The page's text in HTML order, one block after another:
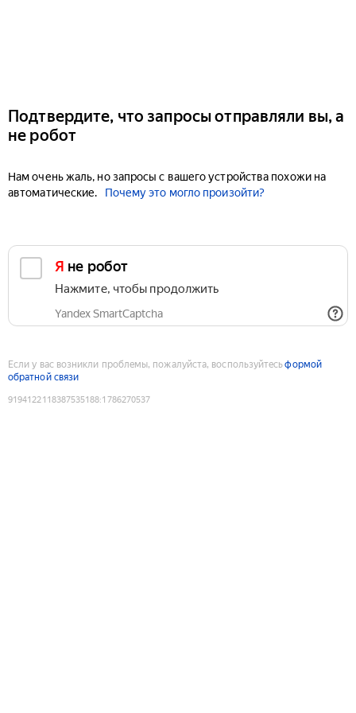
Подтвердите, что запросы отправляли вы, а
не робот
Нам очень жаль, но запросы с вашего устройства похожи на
автоматические.
Почему это могло произойти?
Я не робот
Нажмите, чтобы продолжить
Yandex SmartCaptcha
Если у вас возникли проблемы, пожалуйста, воспользуйтесьформой
обратной связи
9194122118387535188:1786270537